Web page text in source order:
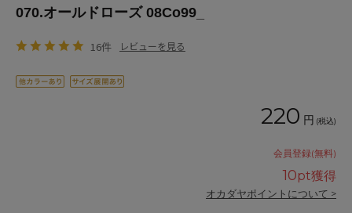
070.オールドローズ 08Co99_
16件 レビューを見る
220 円 (税込)
会員登録(無料)
10pt獲得
オカダヤポイントについて >